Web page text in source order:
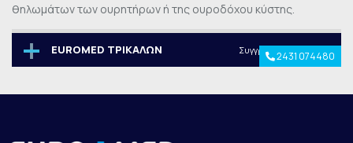
θηλωμάτων των ουρητήρων ή της ουροδόχου κύστης.
EUROMED ΤΡΙΚΑΛΩΝ Συγγρού 28 & Φλέμινγκ
2431 074480